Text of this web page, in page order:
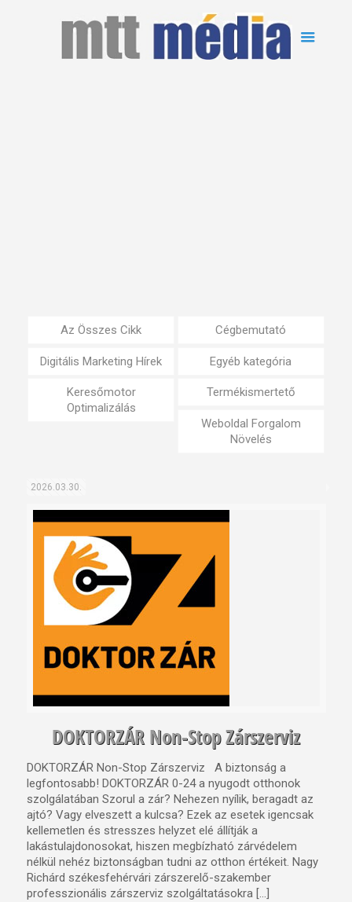
Az Összes Cikk Cégbemutató
Digitális Marketing Hírek Egyéb kategória
Keresőmotor
Optimalizálás
Termékismertető
Weboldal Forgalom
Növelés
2026.03.30.
DOKTORZÁR Non-Stop Zárszerviz
DOKTORZÁR Non-Stop Zárszerviz A biztonság a
legfontosabb! DOKTORZÁR 0-24 a nyugodt otthonok
szolgálatában Szorul a zár? Nehezen nyílik, beragadt az
ajtó? Vagy elveszett a kulcsa? Ezek az esetek igencsak
kellemetlen és stresszes helyzet elé állítják a
lakástulajdonosokat, hiszen megbízható zárvédelem
nélkül nehéz biztonságban tudni az otthon értékeit. Nagy
Richárd székesfehérvári zárszerelő-szakember
professzionális zárszerviz szolgáltatásokra […]